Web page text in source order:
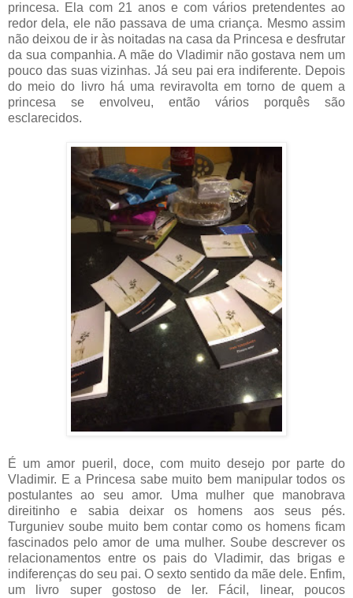
princesa. Ela com 21 anos e com vários pretendentes ao
redor dela, ele não passava de uma criança. Mesmo assim
não deixou de ir às noitadas na casa da Princesa e desfrutar
da sua companhia. A mãe do Vladimir não gostava nem um
pouco das suas vizinhas. Já seu pai era indiferente. Depois
do meio do livro há uma reviravolta em torno de quem a
princesa se envolveu, então vários porquês são
esclarecidos.
É um amor pueril, doce, com muito desejo por parte do
Vladimir. E a Princesa sabe muito bem manipular todos os
postulantes ao seu amor. Uma mulher que manobrava
direitinho e sabia deixar os homens aos seus pés.
Turguniev soube muito bem contar como os homens ficam
fascinados pelo amor de uma mulher. Soube descrever os
relacionamentos entre os pais do Vladimir, das brigas e
indiferenças do seu pai. O sexto sentido da mãe dele. Enfim,
um livro super gostoso de ler. Fácil, linear, poucos